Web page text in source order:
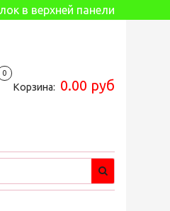
в верхней панели
0
Корзина: 0.00 руб